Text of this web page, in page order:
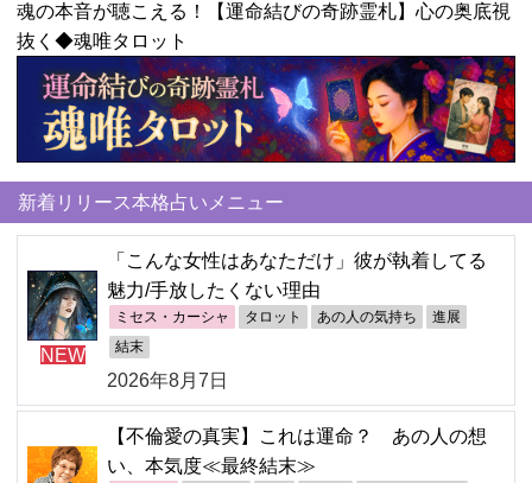
魂の本音が聴こえる！【運命結びの奇跡霊札】心の奥底視
抜く◆魂唯タロット
新着リリース本格占いメニュー
NEW
「こんな女性はあなただけ」彼が執着してる
魅力/手放したくない理由
ミセス・カーシャ タロット あの人の気持ち 進展
結末
2026年8月7日
【不倫愛の真実】これは運命？ あの人の想
い、本気度≪最終結末≫